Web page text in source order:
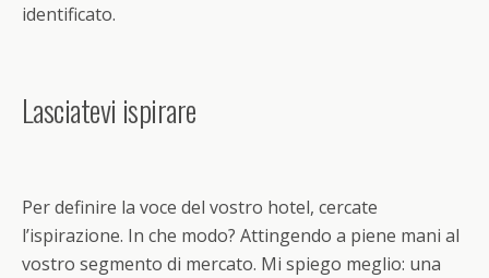
identificato.
Lasciatevi ispirare
Per definire la voce del vostro hotel, cercate
l’ispirazione. In che modo? Attingendo a piene mani al
vostro segmento di mercato. Mi spiego meglio: una